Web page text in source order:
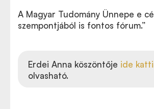
A Magyar Tudomány Ünnepe e
szempontjából is fontos fórum.”
Erdei Anna köszöntője ide
olvasható.